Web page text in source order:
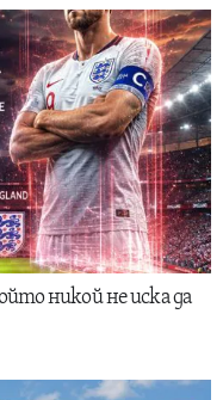
никой не иска да